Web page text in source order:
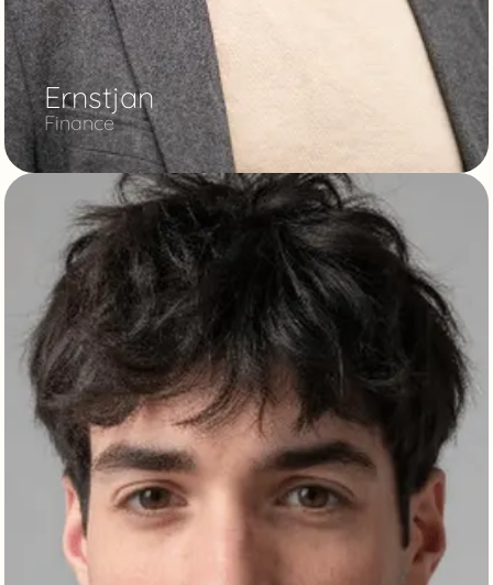
Ernstjan
Finance